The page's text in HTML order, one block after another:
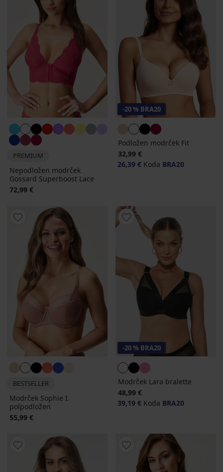
PREMIUM
Nepodložen modrček
Gossard Superboost Lace
72,99 €
-20 % BRA20
Podložen modrček Fit
32,99 €
26,39 € Koda BRA20
BESTSELLER
Modrček Sophie I.
polpodložen
55,99 €
-20 % BRA20
Modrček Lara bralette
48,99 €
39,19 € Koda BRA20